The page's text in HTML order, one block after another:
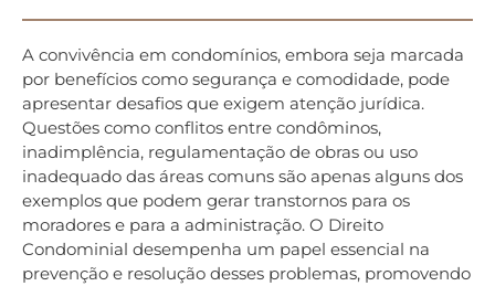
A convivência em condomínios, embora seja marcada
por benefícios como segurança e comodidade, pode
apresentar desafios que exigem atenção jurídica.
Questões como conflitos entre condôminos,
inadimplência, regulamentação de obras ou uso
inadequado das áreas comuns são apenas alguns dos
exemplos que podem gerar transtornos para os
moradores e para a administração. O Direito
Condominial desempenha um papel essencial na
prevenção e resolução desses problemas, promovendo